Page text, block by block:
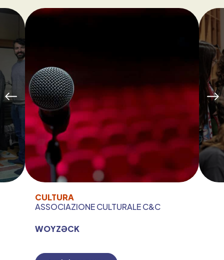
CULTURA
ASSOCIAZIONE CULTURALE C&C
WOYZƏCK